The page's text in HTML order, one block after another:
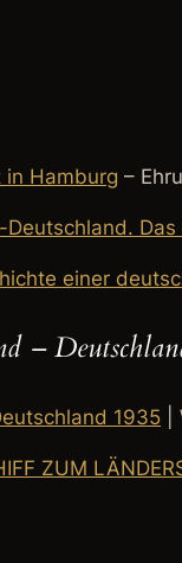
in Hamburg –
einer
–
1935 |
ZUM